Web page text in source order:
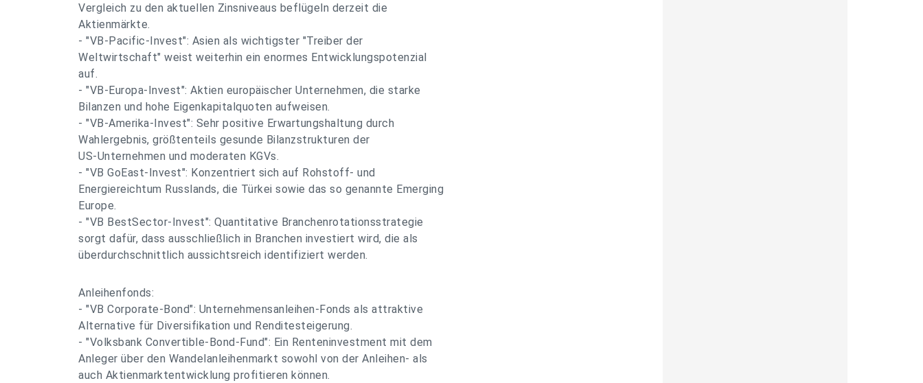
Vergleich zu den aktuellen Zinsniveaus beflügeln derzeit die
Aktienmärkte.
- "VB-Pacific-Invest": Asien als wichtigster "Treiber der
Weltwirtschaft" weist weiterhin ein enormes Entwicklungspotenzial
auf.
- "VB-Europa-Invest": Aktien europäischer Unternehmen, die starke
Bilanzen und hohe Eigenkapitalquoten aufweisen.
- "VB-Amerika-Invest": Sehr positive Erwartungshaltung durch
Wahlergebnis, größtenteils gesunde Bilanzstrukturen der
US-Unternehmen und moderaten KGVs.
- "VB GoEast-Invest": Konzentriert sich auf Rohstoff- und
Energiereichtum Russlands, die Türkei sowie das so genannte Emerging
Europe.
- "VB BestSector-Invest": Quantitative Branchenrotationsstrategie
sorgt dafür, dass ausschließlich in Branchen investiert wird, die als
überdurchschnittlich aussichtsreich identifiziert werden.
Anleihenfonds:
- "VB Corporate-Bond": Unternehmensanleihen-Fonds als attraktive
Alternative für Diversifikation und Renditesteigerung.
- "Volksbank Convertible-Bond-Fund": Ein Renteninvestment mit dem
Anleger über den Wandelanleihenmarkt sowohl von der Anleihen- als
auch Aktienmarktentwicklung profitieren können.